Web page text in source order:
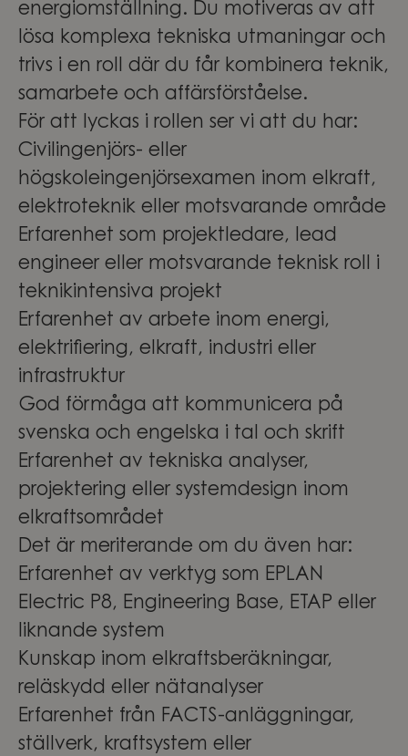
energiomställning. Du motiveras av att
lösa komplexa tekniska utmaningar och
trivs i en roll där du får kombinera teknik,
samarbete och affärsförståelse.
För att lyckas i rollen ser vi att du har:
Civilingenjörs- eller
högskoleingenjörsexamen inom elkraft,
elektroteknik eller motsvarande område
Erfarenhet som projektledare, lead
engineer eller motsvarande teknisk roll i
teknikintensiva projekt
Erfarenhet av arbete inom energi,
elektrifiering, elkraft, industri eller
infrastruktur
God förmåga att kommunicera på
svenska och engelska i tal och skrift
Erfarenhet av tekniska analyser,
projektering eller systemdesign inom
elkraftsområdet
Det är meriterande om du även har:
Erfarenhet av verktyg som EPLAN
Electric P8, Engineering Base, ETAP eller
liknande system
Kunskap inom elkraftsberäkningar,
reläskydd eller nätanalyser
Erfarenhet från FACTS-anläggningar,
ställverk, kraftsystem eller